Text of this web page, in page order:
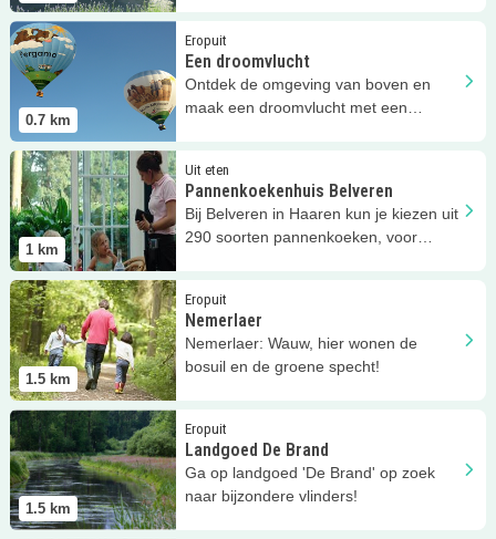
0.7 km
Eropuit
Een droomvlucht
Ontdek de omgeving van boven en
maak een droomvlucht met een
Lees meer Een droomvlucht
1 km
Uit eten
Pannenkoekenhuis Belveren
Bij Belveren in Haaren kun je kiezen uit
290 soorten pannenkoeken, voor
Lees meer Pannenkoekenhuis Belveren
1.5 km
Eropuit
Nemerlaer
Nemerlaer: Wauw, hier wonen de
bosuil en de groene specht!
Lees meer Nemerlaer
1.5 km
Eropuit
Landgoed De Brand
Ga op landgoed 'De Brand' op zoek
naar bijzondere vlinders!
Lees meer Landgoed De Brand